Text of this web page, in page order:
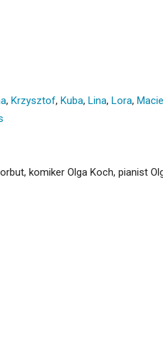
, Krzysztof, Kuba, Lina, Lora,
komiker Olga Koch, pianist